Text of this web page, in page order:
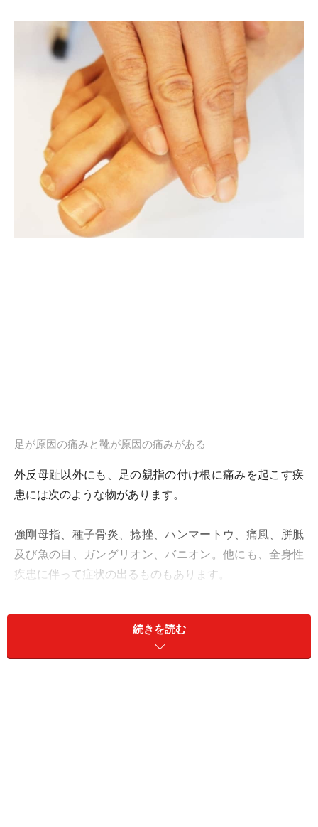
足が原因の痛みと靴が原因の痛みがある
外反母趾以外にも、足の親指の付け根に痛みを起こす疾
患には次のような物があります。
強剛母指、種子骨炎、捻挫、ハンマートウ、痛風、胼胝
及び魚の目、ガングリオン、バニオン。他にも、全身性
疾患に伴って症状の出るものもあります。
強い痛みや変形、腫れがある場合にはなるべく早く病院
へ行き、診察をうけることが大切です。しかし痛みがそ
れほど強くないと、ついつい我慢してしまいがちな足の
続きを読む